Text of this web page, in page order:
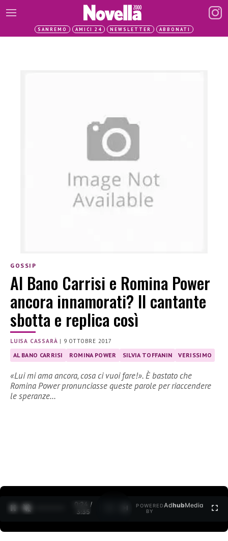
SANREMO AMICI 24 NEWSLETTER ABBONATI
GOSSIP
Al Bano Carrisi e Romina Power
ancora innamorati? Il cantante
sbotta e replica così
LUISA CASSARÀ | 9 OTTOBRE 2017
AL BANO CARRISI ROMINA POWER SILVIA TOFFANIN VERISSIMO
«Lui mi ama ancora, cosa ci vuoi fare!». È bastato che
Romina Power pronunciasse queste parole per riaccendere
le speranze…
0:24 /
3:35
POWERED
BY
AdhubMedia